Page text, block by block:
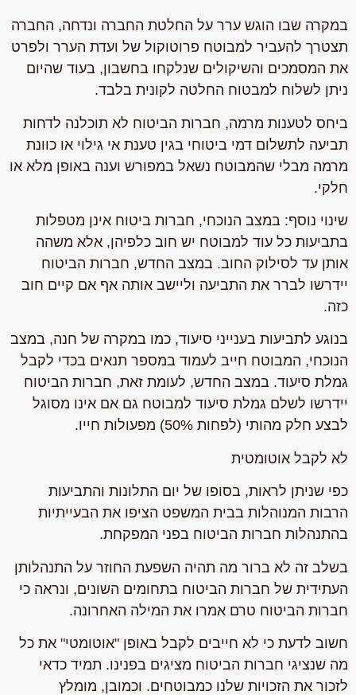
במקרה שבו הוגש ערר על החלטת החברה ונדחה, החברה
תצטרך להעביר למבוטח פרוטוקול של ועדת הערר ולפרט
את המסמכים והשיקולים שנלקחו בחשבון, בעוד שהיום
ניתן לשלוח למבטוח החלטה לקונית בלבד.
ביחס לטענות מרמה, חברות הביטוח לא תוכלנה לדחות
תביעה לתשלום דמי ביטוחי בגין טענת אי גילוי או כוונת
מרמה מבלי שהמבוטח נשאל במפורש וענה באופן מלא או
חלקי.
שינוי נוסף: במצב הנוכחי, חברות ביטוח אינן מטפלות
בתביעות כל עוד למבוטח יש חוב כלפיהן, אלא משהה
אותן עד לסילוק החוב. במצב החדש, חברות הביטוח
יידרשו לברר את התביעה וליישב אותה אף אם קיים חוב
כזה.
בנוגע לתביעות בענייני סיעוד, כמו במקרה של חנה, במצב
הנוכחי, המבוטח חייב לעמוד במספר תנאים בכדי לקבל
גמלת סיעוד. במצב החדש, לעומת זאת, חברות הביטוח
יידרשו לשלם גמלת סיעוד למבוטח גם אם אינו מסוגל
לבצע חלק מהותי (לפחות 50%) מפעולות חייו.
לא לקבל אוטומטית
כפי שניתן לראות, בסופו של יום התלונות והתביעות
הרבות המנוהלות בבית המשפט הציפו את הבעייתיות
בהתנהלות חברות הביטוח בפני המפקחת.
בשלב זה לא ברור מה תהיה השפעת החוזר על התנהלותן
העתידית של חברות הביטוח בתחומים השונים, ונראה כי
חברות הביטוח טרם אמרו את המילה האחרונה.
חשוב לדעת כי לא חייבים לקבל באופן "אוטומטי" את כל
מה שנציגי חברות הביטוח מציגים בפנינו. תמיד כדאי
לזכור את הזכויות שלנו כמבוטחים. וכמובן, מומלץ